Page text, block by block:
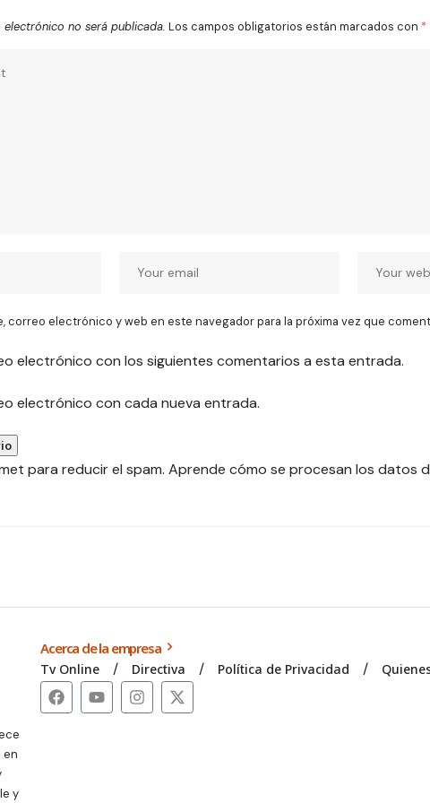
no será publicada. Los campos obligatorios están marcados con *
correo electrónico y web en este navegador para la próxima vez que
electrónico con los siguientes comentarios a esta entrada.
electrónico con cada nueva entrada.
para reducir el spam. Aprende cómo se procesan los datos
en
y
Acerca de la empresa
Tv Online Directiva Política de Privacidad